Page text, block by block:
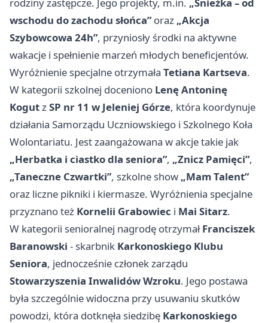
wschodu do zachodu słońca”oraz „Akcja
Szybowcowa 24h”, przyniosły środki na aktywne
wakacje i spełnienie marzeń młodych beneficjentów.
Wyróżnienie specjalne otrzymała Tetiana Kartseva.
W kategorii szkolnej doceniono Lenę Antoninę
KogutzSP nr 11 w Jeleniej Górze, która koordynuje
działania Samorządu Uczniowskiego i Szkolnego Koła
Wolontariatu. Jest zaangażowana w akcje takie jak
„Herbatka i ciastko dla seniora”, „Znicz Pamięci”,
„Taneczne Czwartki”, szkolne show „Mam Talent”
oraz liczne pikniki i kiermasze. Wyróżnienia specjalne
przyznano też Kornelii Grabowiec i Mai Sitarz.
W kategorii senioralnej nagrodę otrzymałFranciszek
Baranowski - skarbnik Karkonoskiego Klubu
Seniora, jednocześnie członek zarządu
Stowarzyszenia Inwalidów Wzroku. Jego postawa
była szczególnie widoczna przy usuwaniu skutków
powodzi, która dotknęła siedzibę Karkonoskiego